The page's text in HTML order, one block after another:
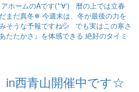
ホームのAです(*‘∀‘) 暦の上では立春
まだ真冬❄ 今週末は、冬が最後の力を
そうな予報ですね💦 でも実はこの寒さ
たたかさ』を体感できる 絶好のタイミ
in西青山開催中です☆